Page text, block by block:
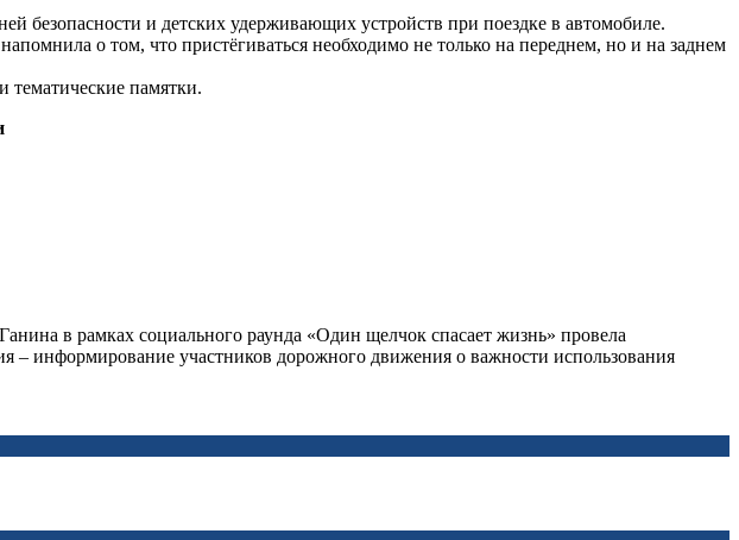
безопасности и детских удерживающих устройств при поездке в автомобиле.
о том, что пристёгиваться необходимо не только на переднем, но и на заднем
тематические памятки.
в рамках социального раунда «Один щелчок спасает жизнь» провела
– информирование участников дорожного движения о важности использования